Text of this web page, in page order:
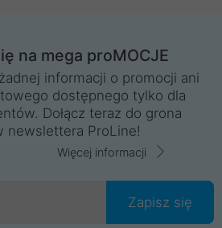
na mega proMOCJE
informacji o promocji ani
dostępnego tylko dla
Dołącz teraz do grona
newslettera ProLine!
Więcej informacji
Zapisz się